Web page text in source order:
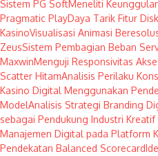
Sistem PG SoftMeneliti
Pragmatic PlayDaya Tarik Fitur
KasinoVisualisasi Animasi
ZeusSistem Pembagian Beban
MaxwinMenguji Responsivitas
Scatter HitamAnalisis Perilaku
Kasino Digital Menggunakan
ModelAnalisis Strategi Branding
sebagai Pendukung Industri
Manajemen Digital pada Platform
Pendekatan Balanced Scorecard